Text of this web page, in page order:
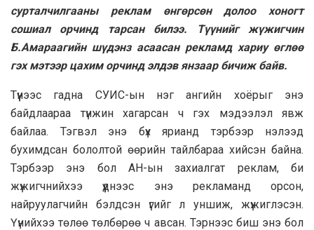
сурталчилгааны реклам өнгөрсөн долоо хоногт
сошиал орчинд тарсан билээ. Түүнийг жүжигчин
Б.Aмaрaaгийн шүдэнз асаасан рекламд хариу өглөө
гэх мэтээр цахим орчинд элдэв янзаар бичиж байв.
Түүнээс гадна СУИС-ын нэг ангийн хоёрыг энэ
байдлаараа түнжин хагарсан ч гэх мэдээлэл явж
байлаа. Тэгвэл энэ бүх ярианд тэрбээр нэлээд
бухимдсан бололтой өөрийн тайлбараа хийсэн байна.
Тэрбээр энэ бол АН-ын захиалгат реклам, би
жүжигчнийхээ үүднээс энэ рекламанд орсон,
найруулагчийн бэлдсэн үгийг л уншиж, жүжиглэсэн.
Үүнийхээ төлөө төлбөрөө ч авсан. Тэрнээс биш энэ бол